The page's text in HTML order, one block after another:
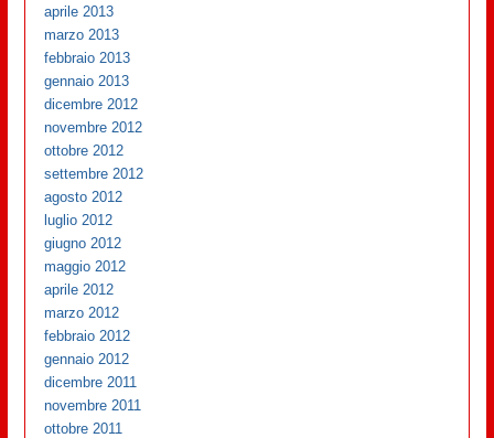
aprile 2013
marzo 2013
febbraio 2013
gennaio 2013
dicembre 2012
novembre 2012
ottobre 2012
settembre 2012
agosto 2012
luglio 2012
giugno 2012
maggio 2012
aprile 2012
marzo 2012
febbraio 2012
gennaio 2012
dicembre 2011
novembre 2011
ottobre 2011